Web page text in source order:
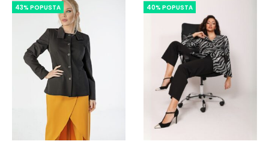
43% POPUSTA 40% POPUSTA